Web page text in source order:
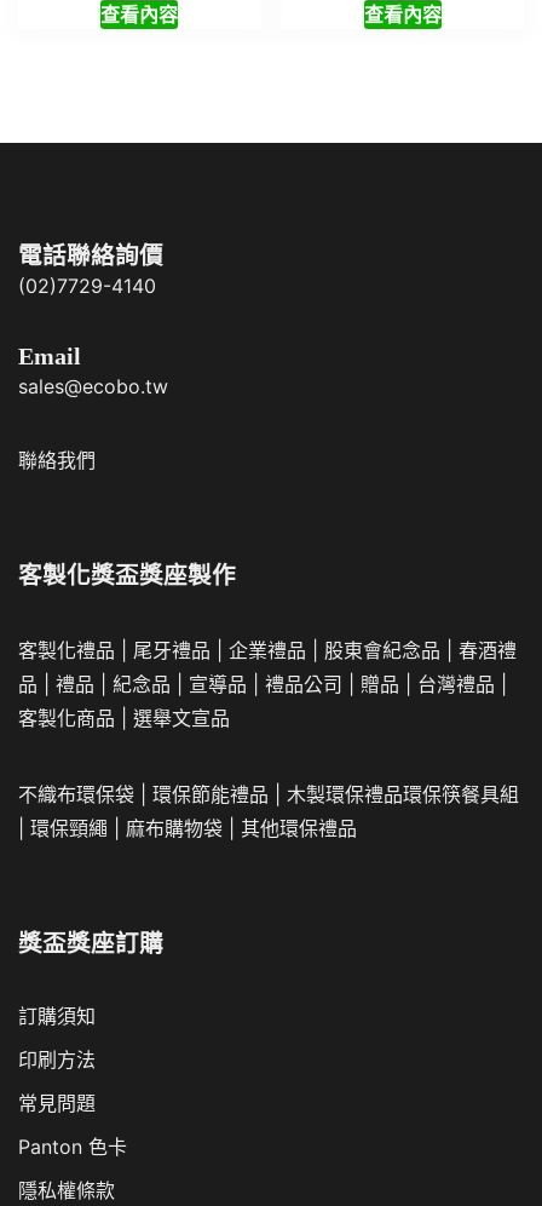
查看內容 查看內容
電話聯絡詢價
(02)7729-4140
Email
sales@ecobo.tw
聯絡我們
客製化獎盃獎座製作
客製化禮品 尾牙禮品 企業禮品 股東會紀念品
春酒禮
品
禮品 紀念品 宣導品 禮品公司 贈品 台灣禮品
客製化商品
選舉文宣品
不織布環保袋 環保節能禮品 木製環保禮品環保筷餐具組
環保頸繩 麻布購物袋 其他環保禮品
獎盃獎座訂購
訂購須知
印刷方法
常見問題
Panton 色卡
隱私權條款